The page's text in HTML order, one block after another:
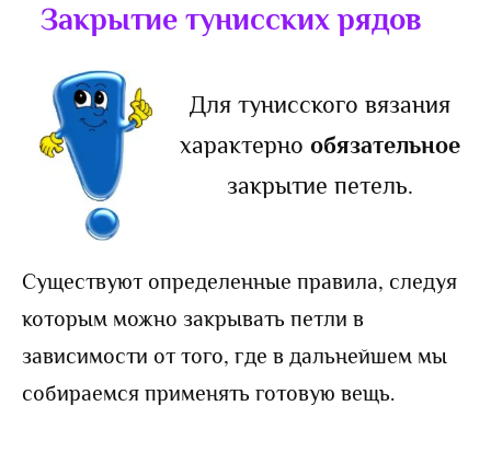
Закрытие тунисских рядов
Для тунисского вязания
характерно обязательное
закрытие петель.
Существуют определенные правила, следуя
которым можно закрывать петли в
зависимости от того, где в дальнейшем мы
собираемся применять готовую вещь.